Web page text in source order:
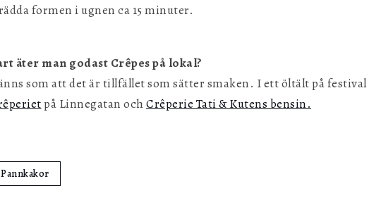
formen i ugnen ca 15 minuter.
äter man godast Crêpes på lokal?
som att det är tillfället som sätter smaken. I ett öltält på
på Linnegatan ochCrêperie Tati & Kutens bensin.
Pannkakor